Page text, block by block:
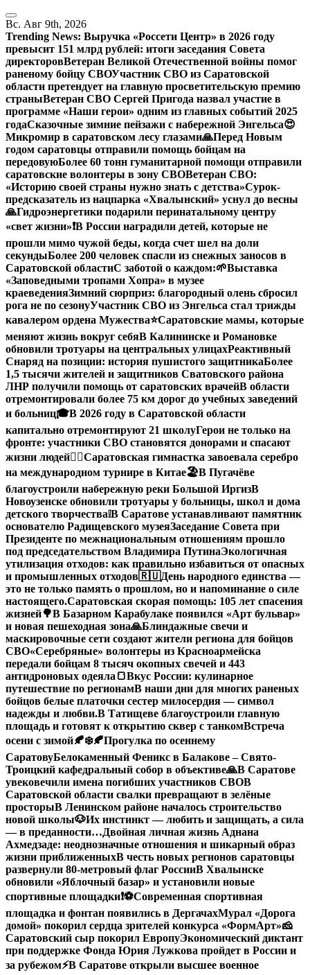
Перейти
к
содержанию
Вс. Авг 9th, 2026
Trending News: Выручка «Россети Центр» в 2026 году
превысит 151 млрд рублей: итоги заседания Совета
директоровВетеран Великой Отечественной войны помог
раненому бойцу СВОУчастник СВО из Саратовской
области претендует на главную просветительскую премию
страныВетеран СВО Сергей Пригода назвал участие в
программе «Наши герои» одним из главных событий 2025
годаСказочные зимние пейзажи с набережной Энгельса😍
Микромир в саратовском лесу глазами🙏Перед Новым
годом саратовцы отправили помощь бойцам на
передовуюБолее 60 тонн гуманитарной помощи отправили
саратовские волонтеры в зону СВОВетеран СВО:
«Историю своей страны нужно знать с детства»Сурок-
предсказатель из нацпарка «Хвалынский» уснул до весны
🙏Гидроэнергетики подарили перинатальному центру
«свет жизни»❗️В России наградили детей, которые не
прошли мимо чужой беды, когда счет шел на доли
секундыБолее 200 человек спасли из снежных заносов в
Саратовской областиС заботой о каждом:🌱Выставка
«Заповедными тропами Хопра» в музее
краеведенияЗимний сюрприз: благородный олень сбросил
рога не по сезонуУчастник СВО из Энгельса стал трижды
кавалером ордена Мужества⭐️Саратовские мамы, которые
меняют жизнь вокруг себяВ Калининске и Романовке
обновили тротуары на центральных улицахРеактивный
Снаряд на позиции: история пушистого защитникаБолее
1,5 тысячи жителей и защитников Сватовского района
ЛНР получили помощь от саратовских врачейВ области
отремонтировали более 75 км дорог до учебных заведений
и больниц🎓В 2026 году в Саратовской области
капитально отремонтируют 21 школуГерои не только на
фронте: участники СВО становятся донорами и спасают
жизни людей🤸‍♀️Саратовская гимнастка завоевала серебро
на международном турнире в Китае🏖В Пугачёве
благоустроили набережную реки Большой ИргизВ
Новоузенске обновили тротуары у больницы, школ и дома
детского творчества❕В Саратове устанавливают памятник
основателю Радищевского музеяЗаседание Совета при
Президенте по межнациональным отношениям прошло
под председательством Владимира ПутинаЭкологичная
утилизация отходов: как правильно избавиться от опасных
и промышленных отходов🇷🇺День народного единства —
это не только память о прошлом, но и напоминание о силе
настоящего.Саратовская скорая помощь: 105 лет спасения
жизней🌳В Базарном Карабулаке появился «Арт бульвар»
и новая пешеходная зона🙏Блиндажные свечи и
маскировочные сети создают жители региона для бойцов
СВО«Серебряные» волонтеры из Красноармейска
передали бойцам 8 тысяч окопных свечей и 443
антидроновых одеяла 🍞Вкус России: кулинарное
путешествие по регионамВ наши дни для многих раненых
бойцов белые платочки сестер милосердия — символ
надежды и любви.В Татищеве благоустроили главную
площадь и готовят к открытию сквер с танкомВстреча
осени с зимой🍂❄️🍂Прогулка по осеннему
СаратовуБелокаменный Феникс в Балакове – Свято-
Троицкий кафедральный собор в объективе🙏В Саратове
увековечили имена погибших участников СВОВ
Саратовской области свалки превращают в зелёные
просторыВ Ленинском районе началось строительство
новой школы🐶Их инстинкт — любить и защищать, а сила
— в преданности…Двойная личная жизнь Аднана
Ахмедзаде: неоднозначные отношения и шикарный образ
жизни приближенныхВ честь новых регионов саратовцы
развернули 80-метровый флаг РоссииВ Хвалынске
обновили «Яблочный базар» и установили новые
спортивные площадки❗️⚽️Современная спортивная
площадка и фонтан появились в ДергачахМурал «Дорога
домой» покорил сердца зрителей конкурса «ФормАрт»🧀
Саратовский сыр покорил ЕвропуЭкономический диктант
при поддержке Фонда Юрия Лужкова пройдет в России и
за рубежом⚡️В Саратове открыли высшее военное